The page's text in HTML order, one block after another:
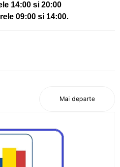
medalie de aur la
Balcanic
pentru luptătorii
canotajul pietrean, la
Varese
14:00 si 20:00
09:00 si 14:00.
Mai departe